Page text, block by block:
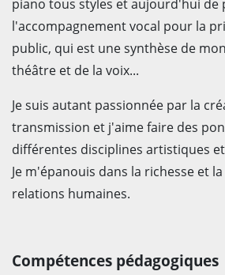
piano tous styles et aujourd'hui de
l'accompagnement vocal pour la
public, qui est une synthèse de
théâtre et de la voix...
Je suis autant passionnée par la
transmission et j'aime faire des
différentes disciplines artistiques
Je m'épanouis dans la richesse et
relations humaines.
Compétences pédagogiques